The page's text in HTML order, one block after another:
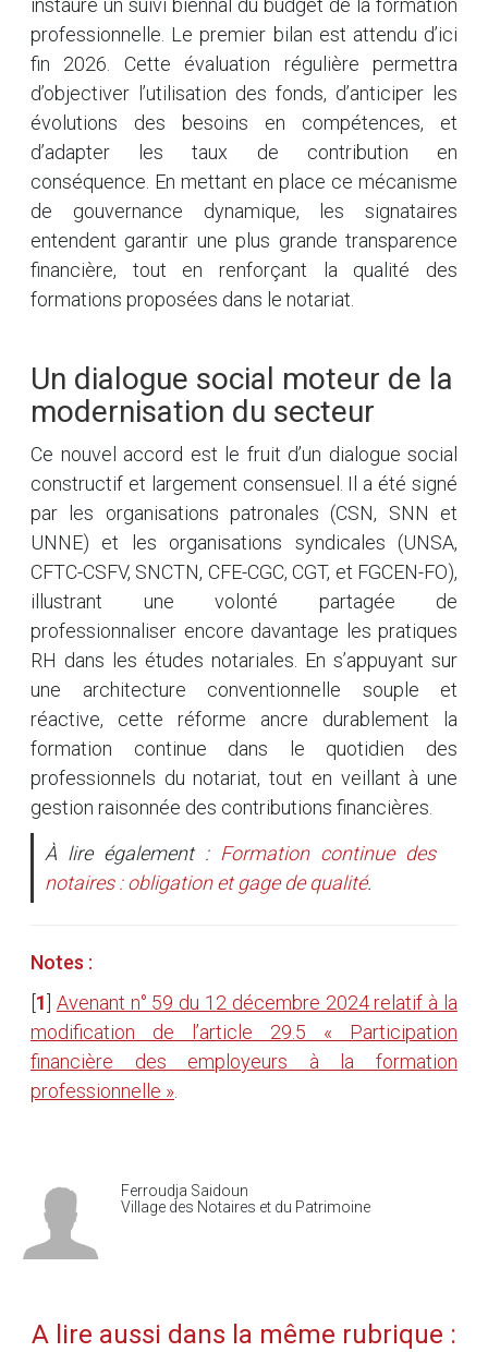
instaure un suivi biennal du budget de la formation
professionnelle. Le premier bilan est attendu d’ici
fin 2026. Cette évaluation régulière permettra
d’objectiver l’utilisation des fonds, d’anticiper les
évolutions des besoins en compétences, et
d’adapter les taux de contribution en
conséquence. En mettant en place ce mécanisme
de gouvernance dynamique, les signataires
entendent garantir une plus grande transparence
financière, tout en renforçant la qualité des
formations proposées dans le notariat.
Un dialogue social moteur de la
modernisation du secteur
Ce nouvel accord est le fruit d’un dialogue social
constructif et largement consensuel. Il a été signé
par les organisations patronales (CSN, SNN et
UNNE) et les organisations syndicales (UNSA,
CFTC-CSFV, SNCTN, CFE-CGC, CGT, et FGCEN-FO),
illustrant une volonté partagée de
professionnaliser encore davantage les pratiques
RH dans les études notariales. En s’appuyant sur
une architecture conventionnelle souple et
réactive, cette réforme ancre durablement la
formation continue dans le quotidien des
professionnels du notariat, tout en veillant à une
gestion raisonnée des contributions financières.
À lire également : Formation continue des
notaires : obligation et gage de qualité.
Notes :
1 Avenant n° 59 du 12 décembre 2024 relatif à la
modification de l’article 29.5 « Participation
financière des employeurs à la formation
professionnelle »
Ferroudja Saidoun
Village des Notaires et du Patrimoine
A lire aussi dans la même rubrique :